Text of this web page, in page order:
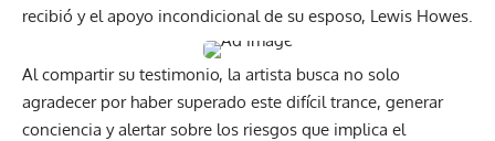
recibió y el apoyo incondicional de su esposo, Lewis Howes.
Al compartir su testimonio, la artista busca no solo
agradecer por haber superado este difícil trance, generar
conciencia y alertar sobre los riesgos que implica el